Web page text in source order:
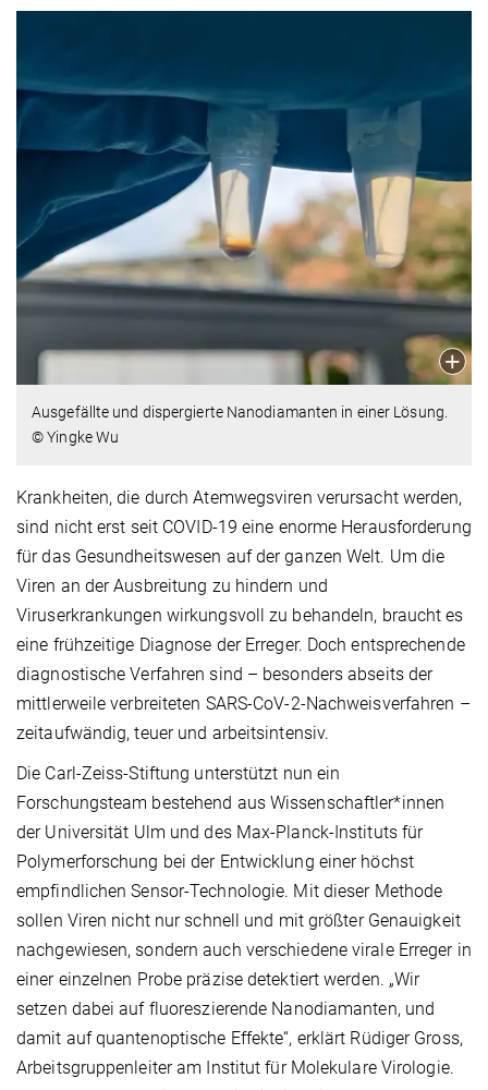
Ausgefällte und dispergierte Nanodiamanten in einer Lösung.
© Yingke Wu
Krankheiten, die durch Atemwegsviren verursacht werden,
sind nicht erst seit COVID-19 eine enorme Herausforderung
für das Gesundheitswesen auf der ganzen Welt. Um die
Viren an der Ausbreitung zu hindern und
Viruserkrankungen wirkungsvoll zu behandeln, braucht es
eine frühzeitige Diagnose der Erreger. Doch entsprechende
diagnostische Verfahren sind – besonders abseits der
mittlerweile verbreiteten SARS-CoV-2-Nachweisverfahren –
zeitaufwändig, teuer und arbeitsintensiv.
Die Carl-Zeiss-Stiftung unterstützt nun ein
Forschungsteam bestehend aus Wissenschaftler*innen
der Universität Ulm und des Max-Planck-Instituts für
Polymerforschung bei der Entwicklung einer höchst
empfindlichen Sensor-Technologie. Mit dieser Methode
sollen Viren nicht nur schnell und mit größter Genauigkeit
nachgewiesen, sondern auch verschiedene virale Erreger in
einer einzelnen Probe präzise detektiert werden. „Wir
setzen dabei auf fluoreszierende Nanodiamanten, und
damit auf quantenoptische Effekte“, erklärt Rüdiger Gross,
Arbeitsgruppenleiter am Institut für Molekulare Virologie.